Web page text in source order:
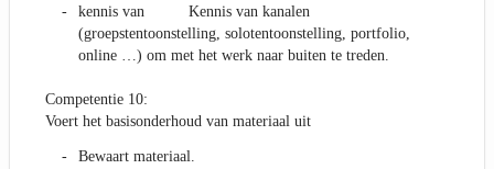
kennis van Kennis van kanalen
(groepstentoonstelling, solotentoonstelling, portfolio,
online …) om met het werk naar buiten te treden.
Competentie 10:
Voert het basisonderhoud van materiaal uit
Bewaart materiaal.